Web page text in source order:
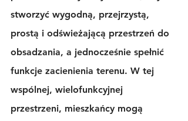
stworzyć wygodną, ​​przejrzystą,
prostą i odświeżającą przestrzeń do
obsadzania, a jednocześnie spełnić
funkcje zacienienia terenu. W tej
wspólnej, wielofunkcyjnej
przestrzeni, mieszkańcy mogą